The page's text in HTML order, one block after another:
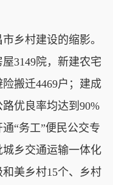
乡村建设的缩影。
3149院，新建农宅
搬迁4469户；建成
优良率均达到90%
“务工”便民公交专
乡交通运输一体化
美乡村15个、乡村